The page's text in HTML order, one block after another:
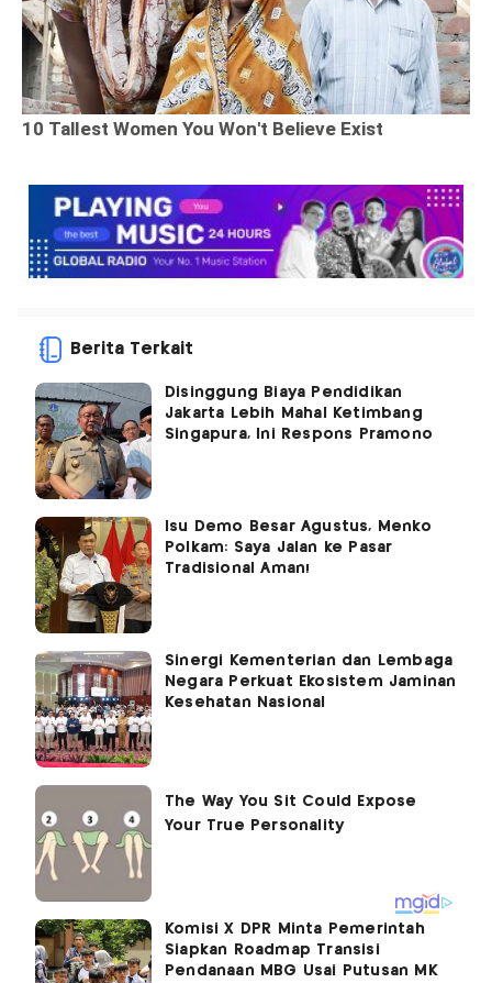
Berita Terkait
Disinggung Biaya Pendidikan
Jakarta Lebih Mahal Ketimbang
Singapura, Ini Respons Pramono
Isu Demo Besar Agustus, Menko
Polkam: Saya Jalan ke Pasar
Tradisional Aman!
Sinergi Kementerian dan Lembaga
Negara Perkuat Ekosistem Jaminan
Kesehatan Nasional
Komisi X DPR Minta Pemerintah
Siapkan Roadmap Transisi
Pendanaan MBG Usai Putusan MK